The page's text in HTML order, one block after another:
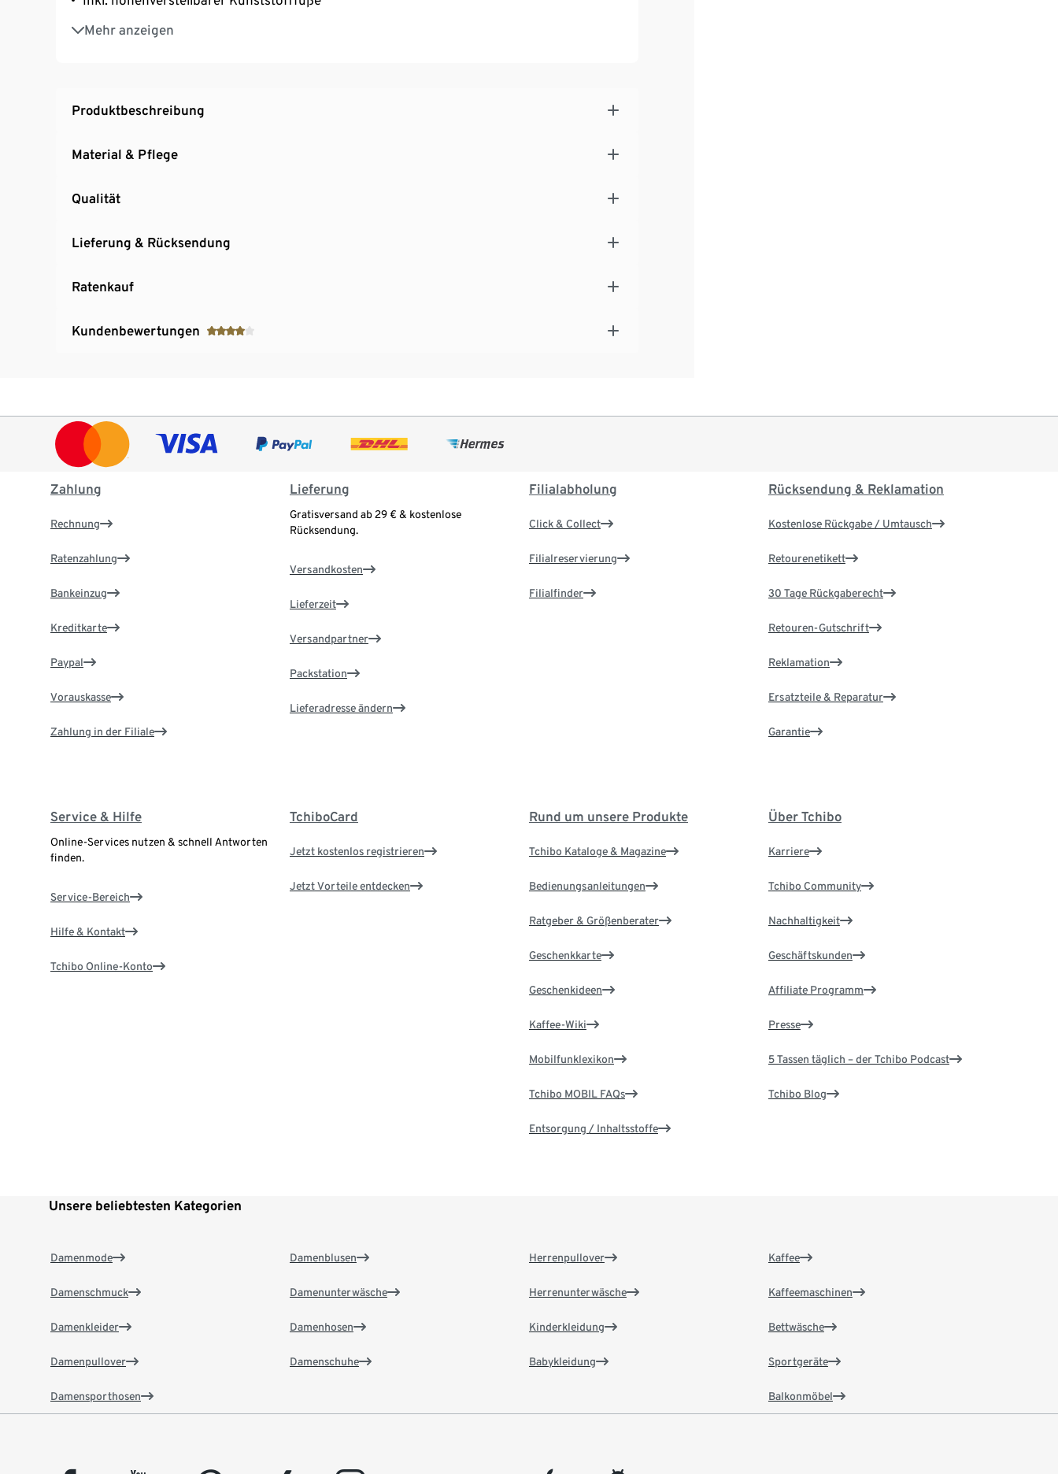
Mehr anzeigen
UV- und witterungsbeständig
Produktbeschreibung
Material & Pflege
Qualität
Lieferung & Rücksendung
Ratenkauf
Kundenbewertungen
Zahlung
Rechnung
Ratenzahlung
Bankeinzug
Kreditkarte
Paypal
Vorauskasse
Zahlung in der Filiale
Lieferung
Gratisversand ab 29 € & kostenlose
Rücksendung.
Versandkosten
Lieferzeit
Versandpartner
Packstation
Lieferadresse ändern
Filialabholung
Click & Collect
Filialreservierung
Filialfinder
Rücksendung & Reklamation
Kostenlose Rückgabe / Umtausch
Retourenetikett
30 Tage Rückgaberecht
Retouren-Gutschrift
Reklamation
Ersatzteile & Reparatur
Garantie
Service & Hilfe
Online-Services nutzen & schnell Antworten
finden.
Service-Bereich
Hilfe & Kontakt
Tchibo Online-Konto
TchiboCard
Jetzt kostenlos registrieren
Jetzt Vorteile entdecken
Rund um unsere Produkte
Tchibo Kataloge & Magazine
Bedienungsanleitungen
Ratgeber & Größenberater
Geschenkkarte
Geschenkideen
Kaffee-Wiki
Mobilfunklexikon
Tchibo MOBIL FAQs
Entsorgung / Inhaltsstoffe
Über Tchibo
Karriere
Tchibo Community
Nachhaltigkeit
Geschäftskunden
Affiliate Programm
Presse
5 Tassen täglich – der Tchibo Podcast
Tchibo Blog
Unsere beliebtesten Kategorien
Damenmode
Damenschmuck
Damenkleider
Damenpullover
Damensporthosen
Damenblusen
Damenunterwäsche
Damenhosen
Damenschuhe
Herrenpullover
Herrenunterwäsche
Kinderkleidung
Babykleidung
Kaffee
Kaffeemaschinen
Bettwäsche
Sportgeräte
Balkonmöbel